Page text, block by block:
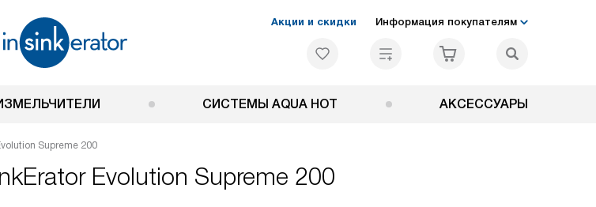
Акции и скидки Информация покупателям
СИСТЕМЫ AQUA HOT АКСЕССУАРЫ
Supreme 200
Evolution Supreme 200